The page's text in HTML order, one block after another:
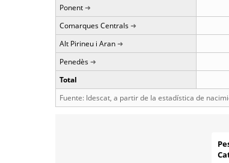
Ponent
Comarques Centrals
Alt Pirineu i Aran
Penedès
Total
Fuente: Idescat, a partir de la estadística de